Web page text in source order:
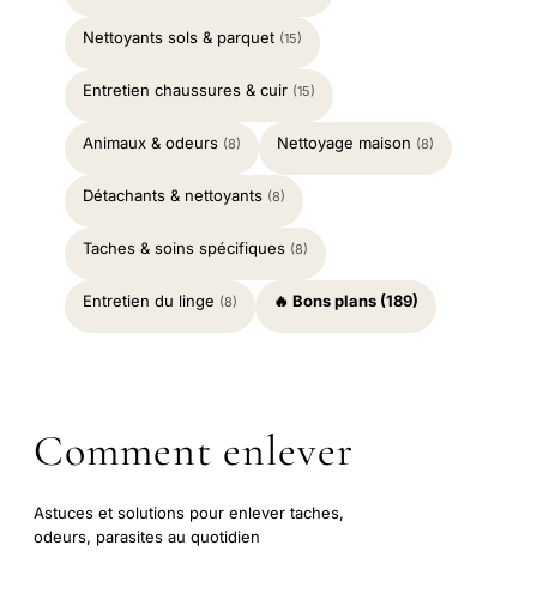
Nettoyants sols & parquet (15)
Entretien chaussures & cuir (15)
Animaux & odeurs (8) Nettoyage maison (8)
Détachants & nettoyants (8)
Taches & soins spécifiques (8)
Entretien du linge (8) 🔥 Bons plans (189)
Comment enlever
Astuces et solutions pour enlever taches,
odeurs, parasites au quotidien